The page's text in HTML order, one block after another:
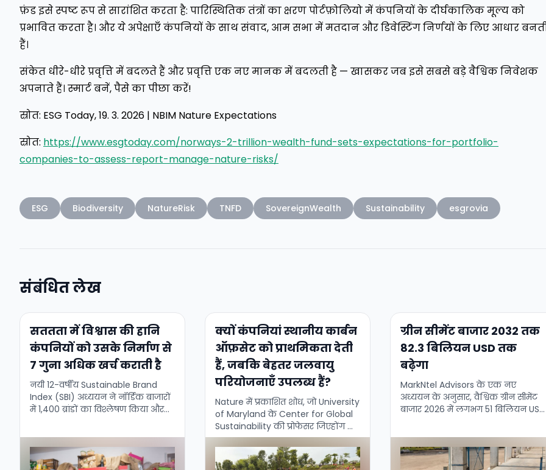
फ़ंड इसे स्पष्ट रूप से सारांशित करता है: पारिस्थितिक तंत्रों का क्षरण पोर्टफ़ोलियो में कंपनियों के दीर्घकालिक मूल्य को
प्रभावित करता है। और ये अपेक्षाएँ कंपनियों के साथ संवाद, आम सभा में मतदान और डिवेस्टिंग निर्णयों के लिए आधार
हैं।
संकेत धीरे-धीरे प्रवृत्ति में बदलते हैं और प्रवृत्ति एक नए मानक में बदलती है — खासकर जब इसे सबसे बड़े वैश्विक निवेशक
अपनाते हैं। स्मार्ट बनें, पैसे का पीछा करें!
स्रोत: ESG Today, 19. 3. 2026 | NBIM Nature Expectations
स्रोत: https://www.esgtoday.com/norways-2-trillion-wealth-fund-sets-expectations-for-portfolio-
companies-to-assess-report-manage-nature-risks/
ESG Biodiversity NatureRisk TNFD SovereignWealth Sustainability esgrovia
संबंधित लेख
सततता में विश्वास की हानि
कंपनियों को उसके निर्माण से
7 गुना अधिक खर्च कराती है
नयी 12-वर्षीय Sustainable Brand
Index (SBI) अध्ययन ने नॉर्डिक बाजारों
में 1,400 ब्रांडों का विश्लेषण किया और
क्यों कंपनियां स्थानीय कार्बन
ऑफ़सेट को प्राथमिकता देती
हैं, जबकि बेहतर जलवायु
परियोजनाएँ उपलब्ध हैं?
Nature में प्रकाशित शोध, जो University
of Maryland के Center for Global
Sustainability की प्रोफेसर जिएहोंग लू
द्वारा संचालित है, कंपनियों के कार्बन
क्षतिपूर्ति निर्णय में एक दिलचस्प
विरोधाभास उजागर …
ग्रीन सीमेंट बाजार 2032 तक
82.3 बिलियन USD तक
बढ़ेगा
MarkNtel Advisors के एक नए
अध्ययन के अनुसार, वैश्विक ग्रीन सीमेंट
बाजार 2026 में लगभग 51 बिलियन USD